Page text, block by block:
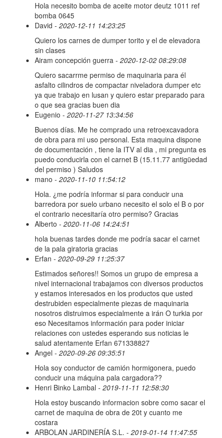
Hola necesito bomba de aceite motor deutz 1011 ref
bomba 0645
David - 2020-12-11 14:23:25
Quiero los carnes de dumper torito y el de elevadora
sin clases
Airam concepción guerra - 2020-12-02 08:29:08
Quiero sacarrme permiso de maquinaria para él
asfalto cilindros de compactar niveladora dumper etc
ya que trabajo en lusan y quiero estar preparado para
o que sea gracias buen dia
Eugenio - 2020-11-27 13:34:56
Buenos días. Me he comprado una retroexcavadora
de obra para mi uso personal. Esta maquina dispone
de documentación , tiene la ITV al dia , mi pregunta es
puedo conducirla con el carnet B (15.11.77 antigüedad
del permiso ) Saludos
mano - 2020-11-10 11:54:12
Hola. ¿me podría informar si para conducir una
barredora por suelo urbano necesito el solo el B o por
el contrario necesitaría otro permiso? Gracias
Alberto - 2020-11-06 14:24:51
hola buenas tardes donde me podría sacar el carnet
de la pala giratoria gracias
Erfan - 2020-09-29 11:25:37
Estimados señores!! Somos un grupo de empresa a
nivel internacional trabajamos con diversos productos
y estamos interesados en los productos que usted
destrubiden especialmente piezas de maquinaria
nosotros distruimos especialmente a irán O turkia por
eso Necesitamos información para poder iniciar
relaciones con ustedes esperando sus noticias le
salud atentamente Erfan 671338827
Angel - 2020-09-26 09:35:51
Hola soy conductor de camión hormigonera, puedo
conducir una máquina pala cargadora??
Henri Binko Lambal - 2019-11-11 12:58:30
Hola estoy buscando informacion sobre como sacar el
carnet de maquina de obra de 20t y cuanto me
costara
ARBOLAN JARDINERÍA S.L. - 2019-01-14 11:47:55